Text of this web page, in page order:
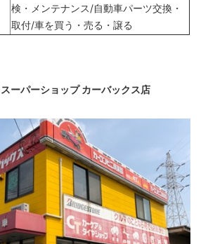
検・メンテナンス/自動車パーツ交換・
取付/車を買う・売る・譲る
スーパーショップ カーバックス店